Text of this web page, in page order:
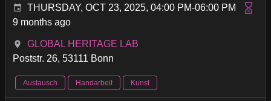
THURSDAY, OCT 23, 2025, 04:00 PM-06:00 PM
9 months ago
GLOBAL HERITAGE LAB
Poststr. 26, 53111 Bonn
Austausch Handarbeit Kunst